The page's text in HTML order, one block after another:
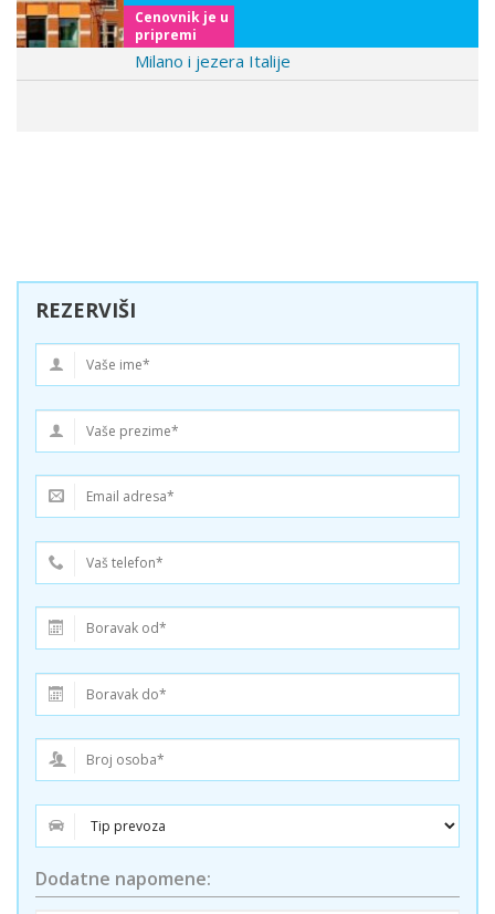
Cenovnik je u
pripremi
Milano i jezera Italije
REZERVIŠI
Dodatne napomene: